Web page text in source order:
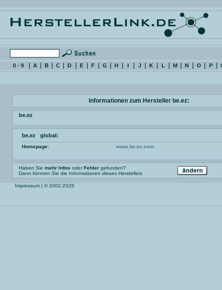
0 - 9 A B C D E F G H I J K L M N O P
Informationen zum Hersteller be.ez:
be.ez
be.ez global:
Homepage: www.be-ez.com
Haben Sie mehr Infos oderFehler gefunden?
Dann können Sie die Informationen dieses Herstellers
Impressum | © 2002-2026